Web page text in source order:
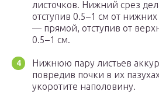
листочков. Нижний срез
отступив 0.5–1 см от
— прямой, отступив от
0.5–1 см.
Нижнюю пару листьев
повредив почки в их
укоротите наполовину.